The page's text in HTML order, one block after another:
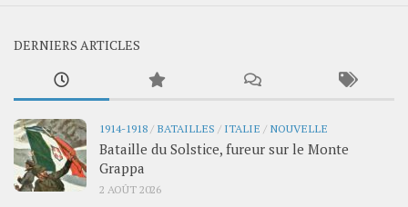
DERNIERS ARTICLES
1914-1918 / BATAILLES / ITALIE / NOUVELLE
Bataille du Solstice, fureur sur le Monte
Grappa
2 AOÛT 2026